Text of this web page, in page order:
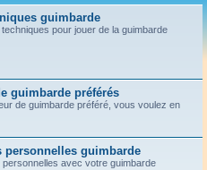
guimbarde
pour jouer de la guimbarde
guimbarde préférés
de guimbarde préféré, vous voulez en
personnelles guimbarde
personnelles avec votre guimbarde